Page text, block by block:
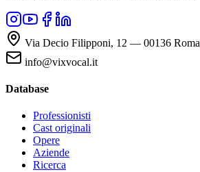
Via Decio Filipponi, 12 — 00136 Roma
info@vixvocal.it
Database
Professionisti
Cast originali
Opere
Aziende
Ricerca